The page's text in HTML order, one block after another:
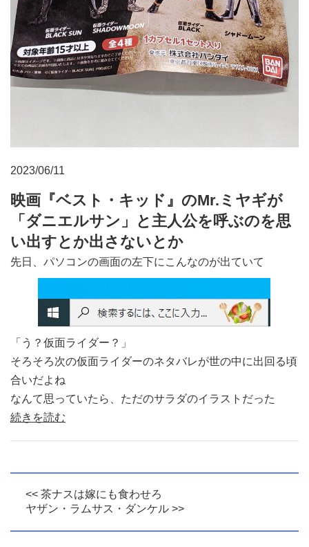
2023/06/11
映画『ベスト・キッド』のMr.ミヤギが
「ダニエルサン」と主人公を呼ぶのを思
い出すとか出さないとか
先日、パソコンの画面の左下にこんなのが出ていて
「う？仮面ライダー？」
そろそろ次の仮面ライダーのネタバレが世の中に出回る頃
合いだよね
なんて思っていたら、ただのサラダのイラストだった
続きを読む
<< 茶ナスは嫁にも食わせろ
ヤザン・ラムサス・ダンケル >>